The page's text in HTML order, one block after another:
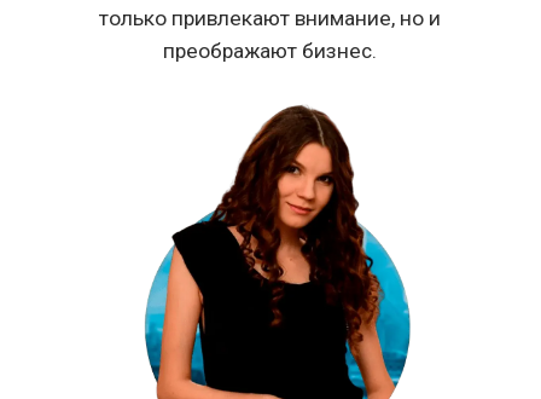
Я именно тот кто вам нужен
Вы
Мы большая дружная семья, которая
всегда готова расширяться и искать
новых людей в команду. Хочешь в
команду?